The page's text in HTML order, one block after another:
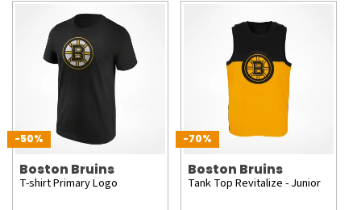
-50%
Boston Bruins
T-shirt Primary Logo
-70%
Boston Bruins
Tank Top Revitalize - Junior